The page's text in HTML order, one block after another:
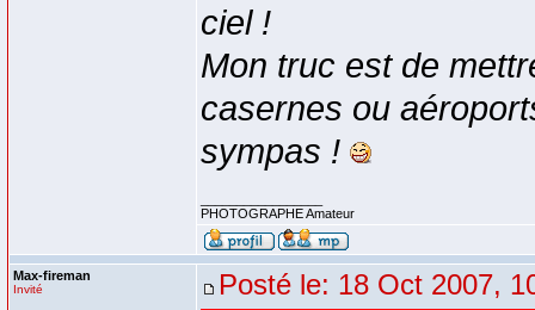
ciel !
Mon truc est de
casernes ou
sympas !
PHOTOGRAPHE Amateur
Max-fireman
Invité Posté le: 18 Oct 2007,